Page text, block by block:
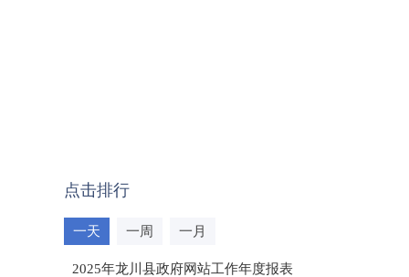
点击排行
一天 一周 一月
2025年龙川县政府网站工作年度报表